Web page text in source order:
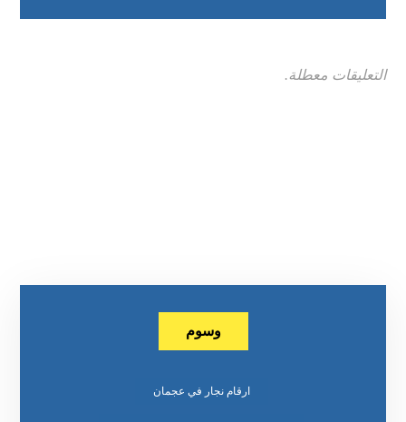
التعليقات معطلة.
وسوم
ارقام نجار في عجمان